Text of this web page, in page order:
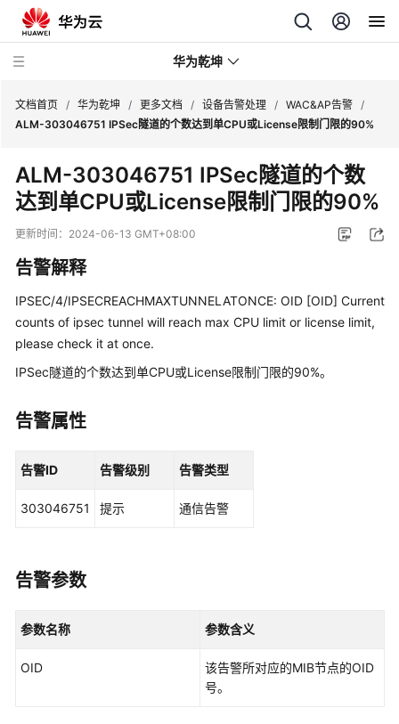
华为乾坤
全
云
务
云
管
理
网
为
解
方
华
坤
文档首页 / 华为乾坤 / 更多文档 / 设备告警处理 / WAC&AP告警 /
ALM-303046751 IPSec隧道的个数达到单CPU或License限制门限的90%
ALM-303046751 IPSec隧道的个数
达到单CPU或License限制门限的90%
更新时间： 2024-06-13 GMT+08:00
告警解释
IPSEC/4/IPSECREACHMAXTUNNELATONCE: OID [OID] Current
counts of ipsec tunnel will reach max CPU limit or license limit,
please check it at once.
IPSec隧道的个数达到单CPU或License限制门限的90%。
告警属性
告警ID 告警级别 告警类型
303046751 提示 通信告警
告警参数
参数名称 参数含义
OID
该告警所对应的MIB节点的OID
号。